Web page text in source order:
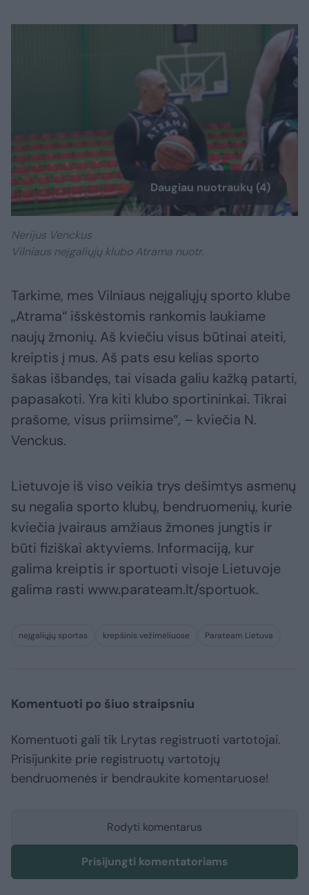
Daugiau nuotraukų (4)
Nerijus Venckus
Vilniaus neįgaliųjų klubo Atrama nuotr.
Tarkime, mes Vilniaus neįgaliųjų sporto klube
„Atrama“ išskėstomis rankomis laukiame
naujų žmonių. Aš kviečiu visus būtinai ateiti,
kreiptis į mus. Aš pats esu kelias sporto
šakas išbandęs, tai visada galiu kažką patarti,
papasakoti. Yra kiti klubo sportininkai. Tikrai
prašome, visus priimsime“, – kviečia N.
Venckus.
Lietuvoje iš viso veikia trys dešimtys asmenų
su negalia sporto klubų, bendruomenių, kurie
kviečia įvairaus amžiaus žmones jungtis ir
būti fiziškai aktyviems. Informaciją, kur
galima kreiptis ir sportuoti visoje Lietuvoje
galima rasti www.parateam.lt/sportuok.
neįgaliųjų sportas krepšinis vežimėliuose Parateam Lietuva
Komentuoti po šiuo straipsniu
Komentuoti gali tik Lrytas registruoti vartotojai.
Prisijunkite prie registruotų vartotojų
bendruomenės ir bendraukite komentaruose!
Rodyti komentarus
Prisijungti komentatoriams